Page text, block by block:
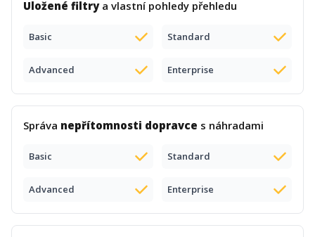
Uložené filtrya vlastní pohledy přehledu
Basic Standard
Advanced Enterprise
Správa nepřítomnosti dopravce s náhradami
Basic Standard
Advanced Enterprise